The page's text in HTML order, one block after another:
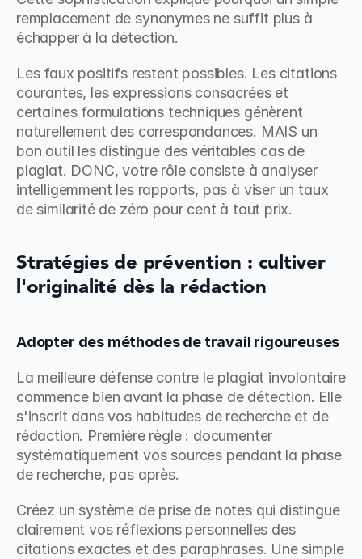
remplacement de synonymes ne suffit plus à
échapper à la détection.
Les faux positifs restent possibles. Les citations
courantes, les expressions consacrées et
certaines formulations techniques génèrent
naturellement des correspondances. MAIS un
bon outil les distingue des véritables cas de
plagiat. DONC, votre rôle consiste à analyser
intelligemment les rapports, pas à viser un taux
de similarité de zéro pour cent à tout prix.
Stratégies de prévention : cultiver
l'originalité dès la rédaction
Adopter des méthodes de travail rigoureuses
La meilleure défense contre le plagiat involontaire
commence bien avant la phase de détection. Elle
s'inscrit dans vos habitudes de recherche et de
rédaction. Première règle : documenter
systématiquement vos sources pendant la phase
de recherche, pas après.
Créez un système de prise de notes qui distingue
clairement vos réflexions personnelles des
citations exactes et des paraphrases. Une simple